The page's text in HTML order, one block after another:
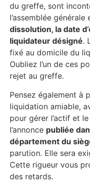
du greffe, sont
l’assemblée
dissolution, la date
liquidateur désigné.
fixé au domicile du
Oubliez l’un de ces
rejet au greffe.
Pensez également à
liquidation amiable,
pour gérer l’actif et
l’annonce publiée
département du
parution. Elle sera
Cette rigueur vous
des retards.